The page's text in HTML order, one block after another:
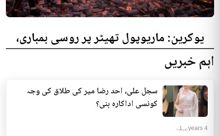
یوکرین: ماریوپول تھیٹر پر روسی بمباری،
300 افراد کی ہلاکت کا خدشہ
کا خدشہ ظاہر کیا اور کہا کہ کم...
انٹرنیشنل | 4 years پہلے
اہم خبریں
سجل علی، احد رضا میر کی طلاق کی وجہ
کونسی اداکارہ بنی؟
4 years پہلے